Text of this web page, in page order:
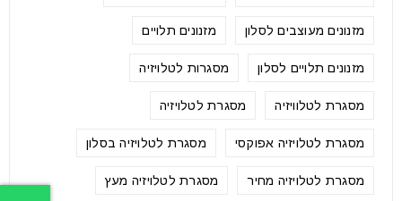
מזנונים מעוצבים לסלון מזנונים תלויים
מזנונים תלויים לסלון מסגרות לטלויזיה
מסגרת לטלוויזיה מסגרת לטלויזיה
מסגרת לטלויזיה אפוקסי מסגרת לטלויזיה בסלון
מסגרת לטלויזיה מחיר מסגרת לטלויזיה מעץ